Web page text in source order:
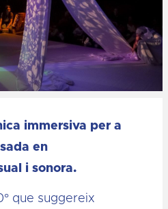
immersiva per a
en
i sonora.
que suggereix